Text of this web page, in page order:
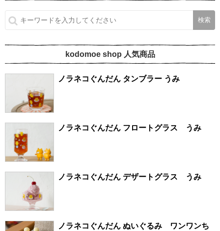
kodomoe shop 人気商品
ノラネコぐんだん タンブラー うみ
ノラネコぐんだん フロートグラス うみ
ノラネコぐんだん デザートグラス うみ
ノラネコぐんだん ぬいぐるみ ワンワンち